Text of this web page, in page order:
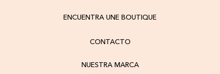
ENCUENTRA UNE BOUTIQUE
CONTACTO
NUESTRA MARCA